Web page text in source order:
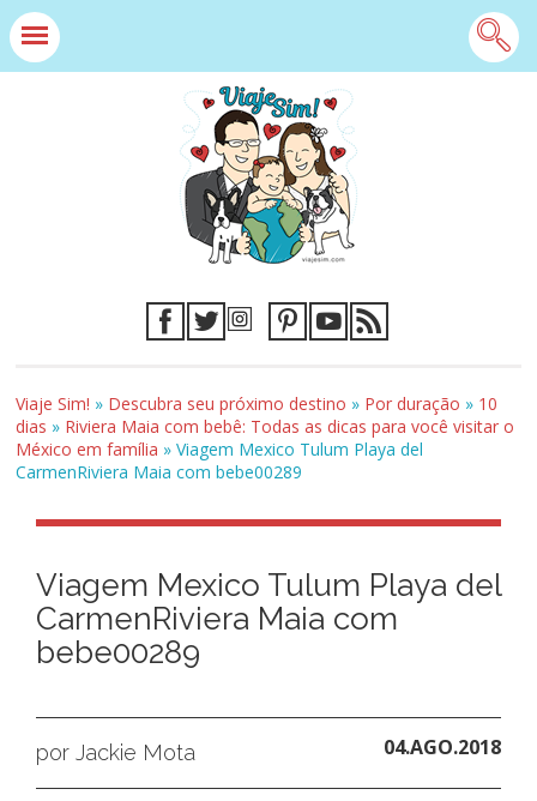
Viaje Sim! » Descubra seu próximo destino » Por duração » 10
dias » Riviera Maia com bebê: Todas as dicas para você visitar o
México em família »Viagem Mexico Tulum Playa del
CarmenRiviera Maia com bebe00289
Viagem Mexico Tulum Playa del
CarmenRiviera Maia com
bebe00289
por Jackie Mota 04.AGO.2018